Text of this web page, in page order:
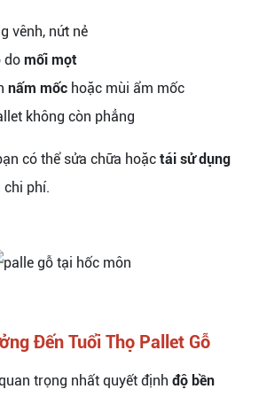
vênh, nứt nẻ
do mối mọt
nấm mốc hoặc mùi ẩm mốc
không còn phẳng
có thể sửa chữa hoặc tái sử dụng
chi phí.
Đến Tuổi Thọ Pallet Gỗ
trọng nhất quyết định độ bền